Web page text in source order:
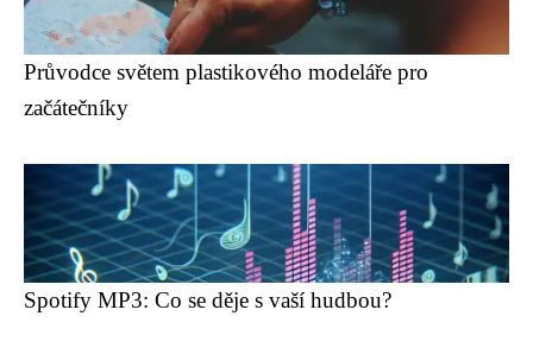
Průvodce světem plastikového modeláře pro
začátečníky
Spotify MP3: Co se děje s vaší hudbou?